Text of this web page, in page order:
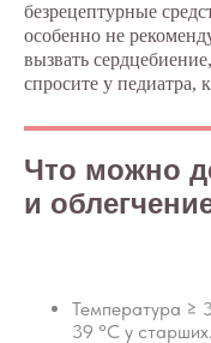
безрецептурные
особенно не
вызвать
спросите у педиатра,
Что можно
и
Температура ≥
39 °C у старших.
Каким
безопасный
и
Мини-курс из 5
когда нужно
как создать для